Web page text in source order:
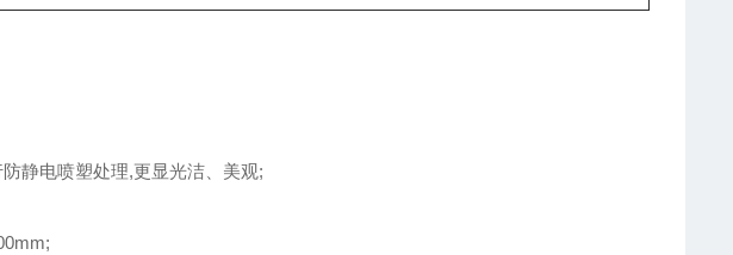
静电喷塑处理,更显光洁、美观;